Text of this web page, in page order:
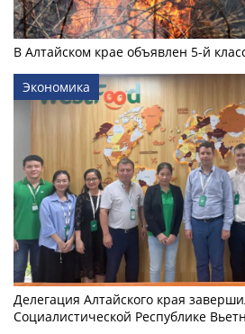
В Алтайском крае объявлен 5-й
Экономика
Делегация Алтайского края
Социалистической Республике